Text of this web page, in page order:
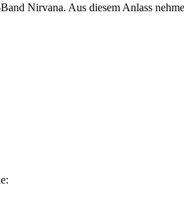
Nirvana. Aus diesem Anlass